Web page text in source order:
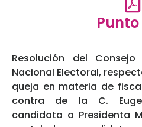
Punto
Resolución del
Nacional Electoral,
queja en materia de
contra de la C.
candidata a Presidenta